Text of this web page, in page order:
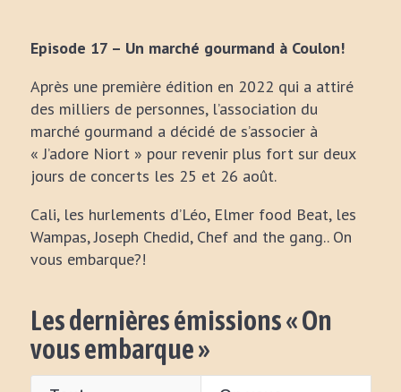
Episode 17 – Un marché gourmand à Coulon!
Après une première édition en 2022 qui a attiré
des milliers de personnes, l’association du
marché gourmand a décidé de s’associer à
« J’adore Niort » pour revenir plus fort sur deux
jours de concerts les 25 et 26 août.
Cali, les hurlements d’Léo, Elmer food Beat, les
Wampas, Joseph Chedid, Chef and the gang.. On
vous embarque?!
Les dernières émissions « On
vous embarque »